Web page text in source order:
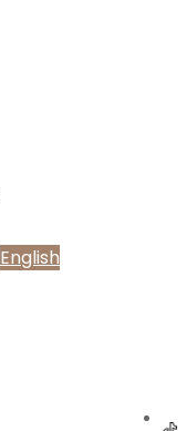
English